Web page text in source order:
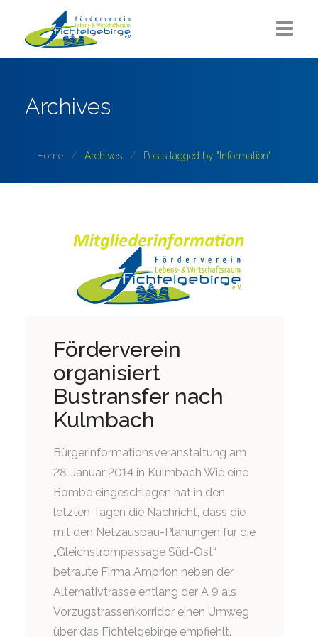
Über uns
Archives
Home Archives Posts tagged by "Information"
Förderverein
organisiert
Bustransfer nach
Kulmbach
Bürgerinformationsveranstaltung am
28. Januar 2014 in Kulmbach Wie eine
Bombe eingeschlagen hat in den
letzten Tagen die Nachricht, dass die
mit den Netzausbau-Planungen für die
„Gleichstrompassage Süd-Ost“
betraute Firma Amprion neben der
Alternativtrasse entlang der A 9 als
Vorzugstrassenkorridor einen Umweg
über das Fichtelgebirge empfiehlt.